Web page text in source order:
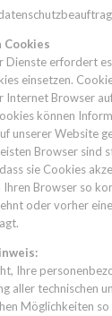
Cookies
Dienste erfordert
einsetzen.
Internet Browser
können
unserer Website
Browser sind
sie Cookies
Ihren Browser so
oder vorher
Ihre
aller technischen
Möglichkeiten so